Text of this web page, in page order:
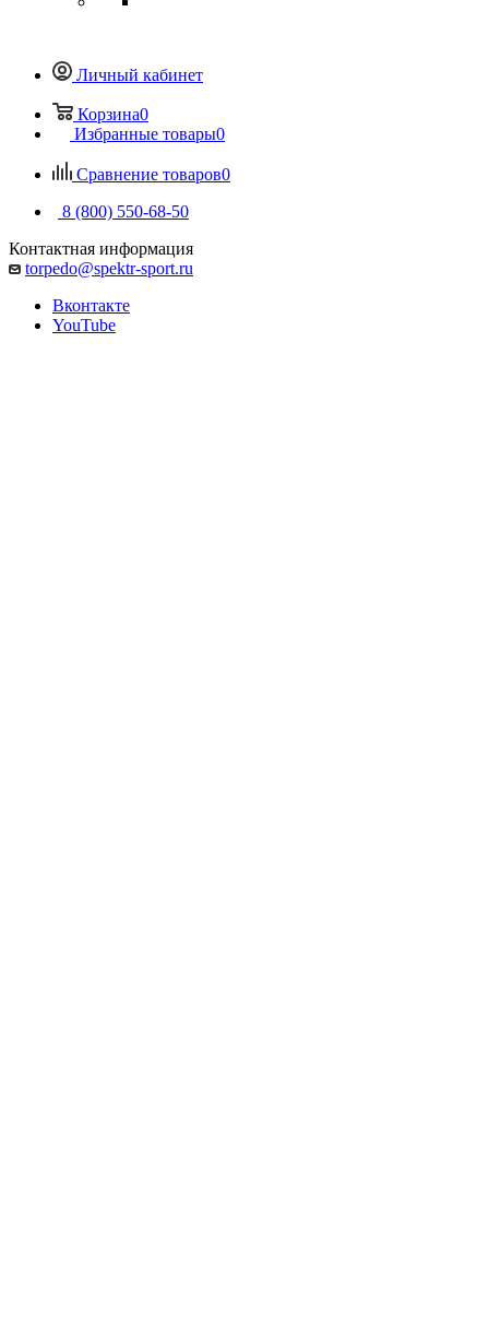
Личный кабинет
Корзина0
Избранные товары0
Сравнение товаров0
8 (800) 550-68-50
Контактная информация
torpedo@spektr-sport.ru
Вконтакте
YouTube